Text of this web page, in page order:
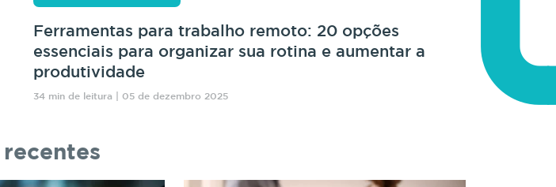
Ferramentas para trabalho remoto: 20 opções
essenciais para organizar sua rotina e aumentar a
produtividade
34 min de leitura | 05 de dezembro 2025
recentes